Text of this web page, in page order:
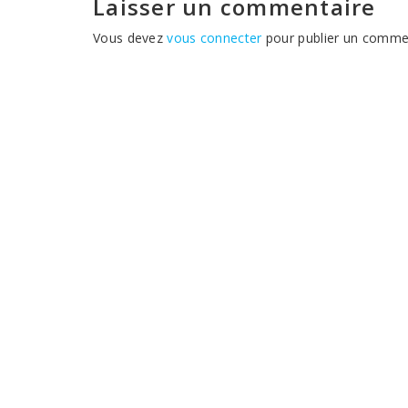
Laisser un commentaire
Vous devezvous connecterpour publier un